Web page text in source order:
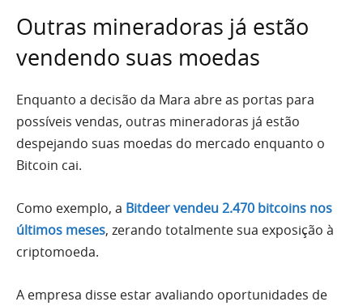
Outras mineradoras já estão
vendendo suas moedas
Enquanto a decisão da Mara abre as portas para
possíveis vendas, outras mineradoras já estão
despejando suas moedas do mercado enquanto o
Bitcoin cai.
Como exemplo, a Bitdeer vendeu 2.470 bitcoins nos
últimos meses, zerando totalmente sua exposição à
criptomoeda.
A empresa disse estar avaliando oportunidades de